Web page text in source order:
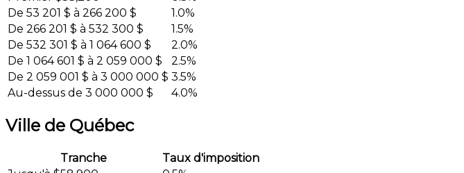
De 53 201 $ à 266 200 $
1.0%
De 266 201 $ à 532 300 $
1.5%
De 532 301 $ à 1 064 600 $
2.0%
De 1 064 601 $ à 2 059 000 $
2.5%
De 2 059 001 $ à 3 000 000 $ 3.5%
Au-dessus de 3 000 000 $
4.0%
Ville de Québec
Tranche
Taux d'imposition